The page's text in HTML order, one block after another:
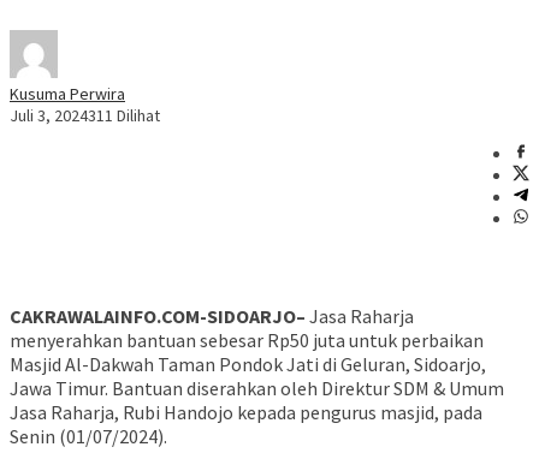
Kusuma Perwira
Juli 3, 2024311 Dilihat
CAKRAWALAINFO.COM-SIDOARJO– Jasa Raharja
menyerahkan bantuan sebesar Rp50 juta untuk perbaikan
Masjid Al-Dakwah Taman Pondok Jati di Geluran, Sidoarjo,
Jawa Timur. Bantuan diserahkan oleh Direktur SDM & Umum
Jasa Raharja, Rubi Handojo kepada pengurus masjid, pada
Senin (01/07/2024).